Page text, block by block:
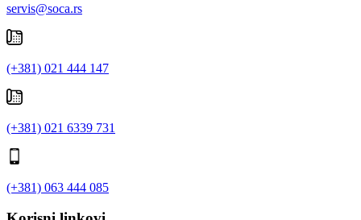
servis@soca.rs
(+381) 021 444 147
(+381) 021 6339 731
(+381) 063 444 085